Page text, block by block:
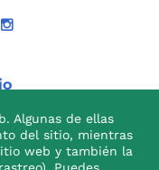
Algunas de ellas
del sitio, mientras
web y también la